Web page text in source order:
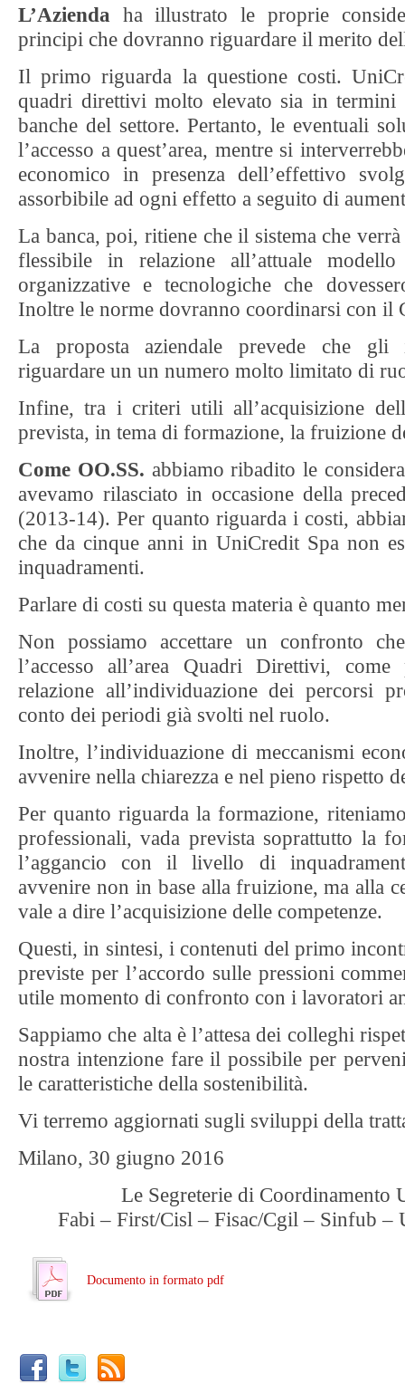
L’Azienda ha illustrato le proprie
principi che dovranno riguardare il merito
Il primo riguarda la questione costi.
quadri direttivi molto elevato sia in termini
banche del settore. Pertanto, le eventuali
l’accesso a quest’area, mentre si
economico in presenza dell’effettivo
assorbibile ad ogni effetto a seguito di
La banca, poi, ritiene che il sistema che
flessibile in relazione all’attuale
organizzative e tecnologiche che
Inoltre le norme dovranno coordinarsi con il
La proposta aziendale prevede che gli
riguardare un un numero molto limitato di
Infine, tra i criteri utili all’acquisizione
prevista, in tema di formazione, la fruizione
Come OO.SS. abbiamo ribadito le
avevamo rilasciato in occasione della
(2013-14). Per quanto riguarda i costi,
che da cinque anni in UniCredit Spa non
inquadramenti.
Parlare di costi su questa materia è quanto
Non possiamo accettare un confronto
l’accesso all’area Quadri Direttivi,
relazione all’individuazione dei percorsi
conto dei periodi già svolti nel ruolo.
Inoltre, l’individuazione di meccanismi
avvenire nella chiarezza e nel pieno rispetto
Per quanto riguarda la formazione,
professionali, vada prevista soprattutto la
l’aggancio con il livello di
avvenire non in base alla fruizione, ma alla
vale a dire l’acquisizione delle competenze.
Questi, in sintesi, i contenuti del primo
previste per l’accordo sulle pressioni
utile momento di confronto con i lavoratori
Sappiamo che alta è l’attesa dei colleghi
nostra intenzione fare il possibile per
le caratteristiche della sostenibilità.
Vi terremo aggiornati sugli sviluppi della
Milano, 30 giugno 2016
Le Segreterie di Coordinamento
Fabi – First/Cisl – Fisac/Cgil – Sinfub –
Documento in formato pdf